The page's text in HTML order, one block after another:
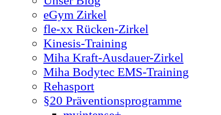
eGym Zirkel
fle-xx Rücken-Zirkel
Kinesis-Training
Miha Kraft-Ausdauer-Zirkel
Miha Bodytec EMS-Training
Rehasport
§20 Präventionsprogramme